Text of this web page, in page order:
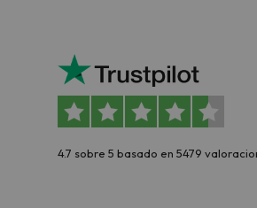
4.7 sobre 5 basado en 5479